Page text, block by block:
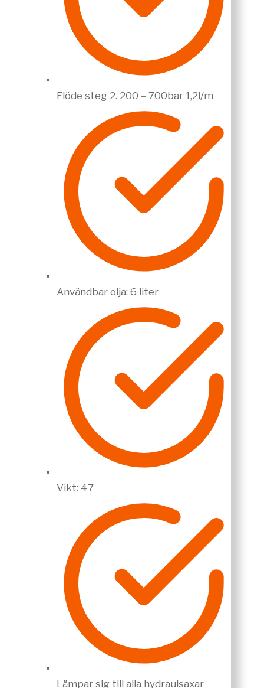
Flöde steg 2. 200 – 700bar 1,2l/m
Användbar olja: 6 liter
Vikt: 47
Lämpar sig till alla hydraulsaxar